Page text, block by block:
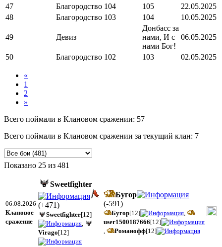
47
Благородство 104 105
22.05.2025
48
Благородство 103 104 10.05.2025
49 Девиз
Донбасс за
нами, И с
нами Бог!
06.05.2025
50 Благородство 102 103 02.05.2025
«
1
2
»
Всего поймали в Клановом сражении: 57
Всего поймали в Клановом сражении за текущий клан: 7
Показано 25 из 481
06.08.2026
Клановое
сражение
Sweetfighter
(+471)
Sweetfighter[12]
Virago[12]
Бугор
(-591)
Бугор[12]
user1500187666[12]
Романофф[12]